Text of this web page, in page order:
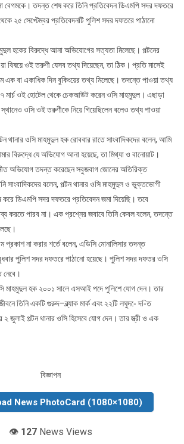
বেগমকে। তদন্ত শেষ করে তিনি প্রতিবেদন ডিএমপি সদর দফতরে
২৫ সেপ্টেম্বর প্রতিবেদনটি পুলিশ সদর দফতরে পাঠানো
হকের বিরুদ্ধে আনা অভিযোগের সত্যতা মিলেছে। পল্টনের
বিষয়ে ওই তরুণী যেসব তথ্য দিয়েছেন, তা ঠিক। প্রতি মাসেই
এক বা একাধিক দিন বুকিংয়ের তথ্য মিলেছে। তদন্তে পাওয়া তথ্য
মার্চ ওই হোটেল থেকে চেকআউট করেন ওসি মাহমুদুল। এছাড়া
স্থানেও ওসি ওই তরুণীকে নিয়ে গিয়েছিলেন বলেও তথ্য পাওয়া
থানার ওসি মাহমুদুল হক রোববার রাতে সাংবাদিকদের বলেন, আমি
বিরুদ্ধে যে অভিযোগ আনা হয়েছে, তা মিথ্যা ও বানোয়াট।
অভিযোগ তদন্ত করেছেন সবুজবাগ জোনের অতিরিক্ত
সাংবাদিকদের বলেন, পল্টন থানার ওসি মাহমুদুল ও ভুক্তভোগী
করে ডিএমপি সদর দফতরে প্রতিবেদন জমা দিয়েছি। তবে
করতে পারব না। এক প্রশ্নের জবাবে তিনি কেবল বলেন, তদন্তে
প্রকাশ না করার শর্তে বলেন, এডিসি মোনালিসার তদন্ত
পুলিশ সদর দফতরে পাঠানো হয়েছে। পুলিশ সদর দফতর ওসি
নেবে।
মাহমুদুল হক ২০০১ সালে এসআই পদে পুলিশে যোগ দেন। তার
তিনি একটি গুরুদ–ব্ল্যাক মার্ক এবং ২২টি লঘুদ-ে দ-িত
জুলাই পল্টন থানার ওসি হিসেবে যোগ দেন। তার স্ত্রী ও এক
বিজ্ঞাপন
News PhotoCard (1080×1080)
👁️ 127 News Views